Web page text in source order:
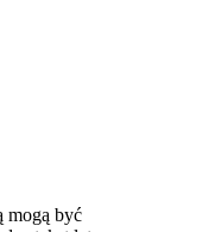
mogą być